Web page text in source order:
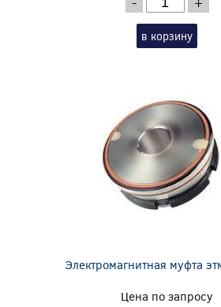
в корзину
Электромагнитная муфта
Цена по запросу